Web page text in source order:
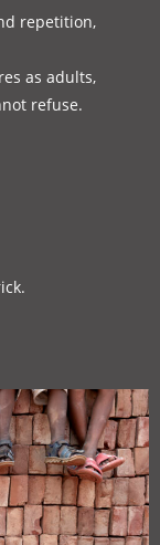
repetition,
as adults,
refuse.